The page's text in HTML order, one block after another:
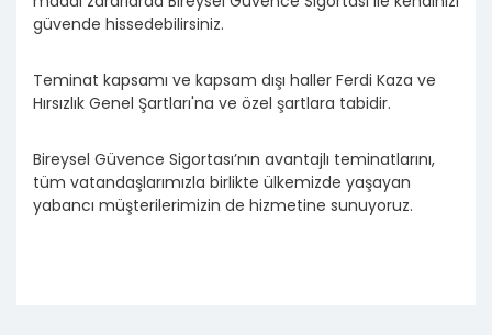
güvende hissedebilirsiniz.
Teminat kapsamı ve kapsam dışı haller Ferdi Kaza ve
Hırsızlık Genel Şartları'na ve özel şartlara tabidir.
Bireysel Güvence Sigortası’nın avantajlı teminatlarını,
tüm vatandaşlarımızla birlikte ülkemizde yaşayan
yabancı müşterilerimizin de hizmetine sunuyoruz.